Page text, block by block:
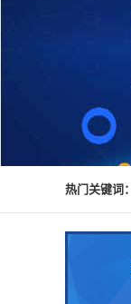
热门关键词：